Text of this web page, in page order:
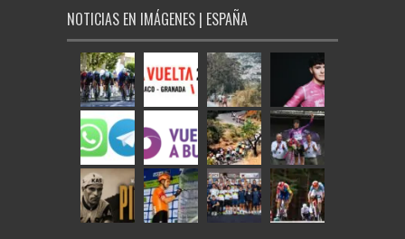
NOTICIAS EN IMÁGENES | ESPAÑA